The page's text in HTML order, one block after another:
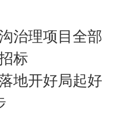
治理项目全部
标
地开好局起好